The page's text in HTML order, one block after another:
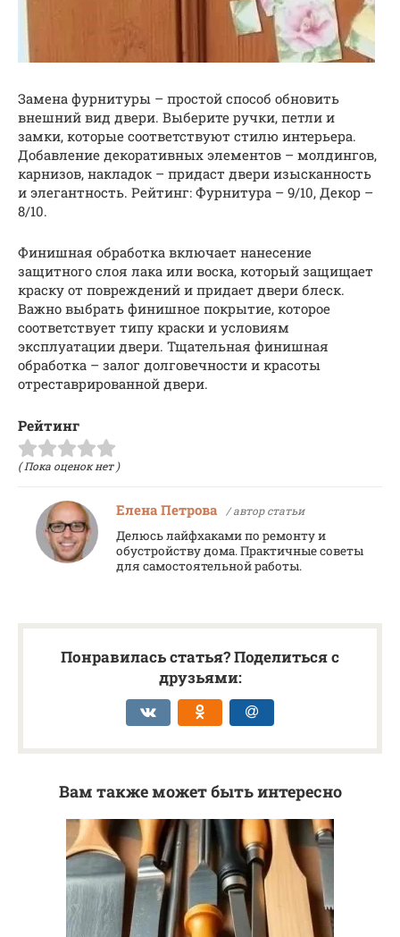
Замена фурнитуры – простой способ обновить
внешний вид двери. Выберите ручки, петли и
замки, которые соответствуют стилю интерьера.
Добавление декоративных элементов – молдингов,
карнизов, накладок – придаст двери изысканность
и элегантность. Рейтинг: Фурнитура – 9/10, Декор –
8/10.
Финишная обработка включает нанесение
защитного слоя лака или воска, который защищает
краску от повреждений и придает двери блеск.
Важно выбрать финишное покрытие, которое
соответствует типу краски и условиям
эксплуатации двери. Тщательная финишная
обработка – залог долговечности и красоты
отреставрированной двери.
Рейтинг
( Пока оценок нет )
Елена Петрова / автор статьи
Делюсь лайфхаками по ремонту и
обустройству дома. Практичные советы
для самостоятельной работы.
Понравилась статья? Поделиться с
друзьями:
Вам также может быть интересно